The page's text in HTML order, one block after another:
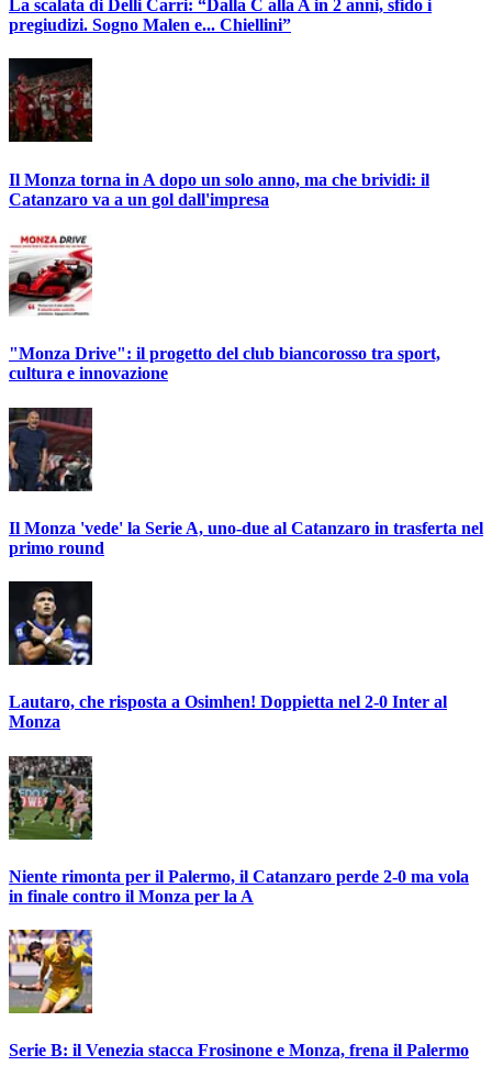
La scalata di Delli Carri: “Dalla C alla A in 2 anni, sfido i
pregiudizi. Sogno Malen e... Chiellini”
Il Monza torna in A dopo un solo anno, ma che brividi: il
Catanzaro va a un gol dall'impresa
"Monza Drive": il progetto del club biancorosso tra sport,
cultura e innovazione
Il Monza 'vede' la Serie A, uno-due al Catanzaro in trasferta nel
primo round
Lautaro, che risposta a Osimhen! Doppietta nel 2-0 Inter al
Monza
Niente rimonta per il Palermo, il Catanzaro perde 2-0 ma vola
in finale contro il Monza per la A
Serie B: il Venezia stacca Frosinone e Monza, frena il Palermo